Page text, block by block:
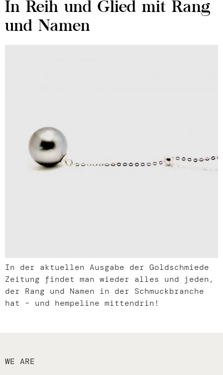
In Reih und Glied mit Rang
und Namen
In der aktuellen Ausgabe der Goldschmiede
Zeitung findet man wieder alles und jeden,
der Rang und Namen in der Schmuckbranche
hat – und hempeline mittendrin!
WE ARE